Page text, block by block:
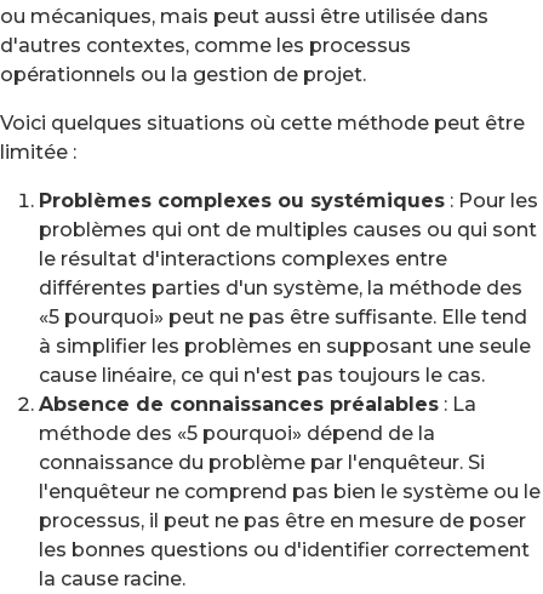
ou mécaniques, mais peut aussi être utilisée dans
d'autres contextes, comme les processus
opérationnels ou la gestion de projet.
Voici quelques situations où cette méthode peut être
limitée :
Problèmes complexes ou systémiques : Pour les
problèmes qui ont de multiples causes ou qui sont
le résultat d'interactions complexes entre
différentes parties d'un système, la méthode des
«5 pourquoi» peut ne pas être suffisante. Elle tend
à simplifier les problèmes en supposant une seule
cause linéaire, ce qui n'est pas toujours le cas.
Absence de connaissances préalables : La
méthode des «5 pourquoi» dépend de la
connaissance du problème par l'enquêteur. Si
l'enquêteur ne comprend pas bien le système ou le
processus, il peut ne pas être en mesure de poser
les bonnes questions ou d'identifier correctement
la cause racine.